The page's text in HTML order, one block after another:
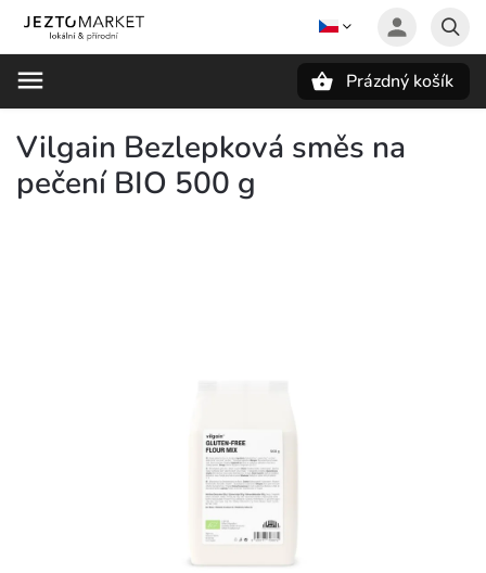
Prázdný košík
Vilgain Bezlepková směs na
pečení BIO 500 g